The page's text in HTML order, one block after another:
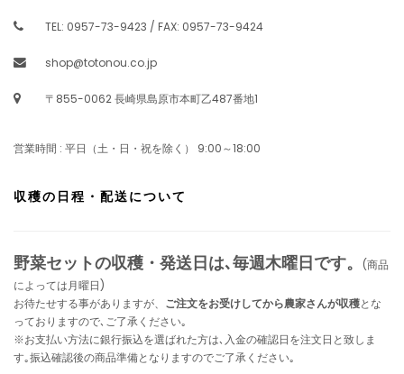
TEL: 0957-73-9423 / FAX: 0957-73-9424
shop@totonou.co.jp
〒855-0062 長崎県島原市本町乙487番地1
営業時間 : 平日（土・日・祝を除く） 9:00～18:00
収穫の日程・配送について
野菜セットの収穫・発送日は､毎週木曜日です。
(商品
によっては月曜日)
お待たせする事がありますが、 ご注文をお受けしてから農家さんが収穫とな
っておりますので､ご了承ください｡
※お支払い方法に銀行振込を選ばれた方は､入金の確認日を注文日と致しま
す｡振込確認後の商品準備となりますのでご了承ください｡